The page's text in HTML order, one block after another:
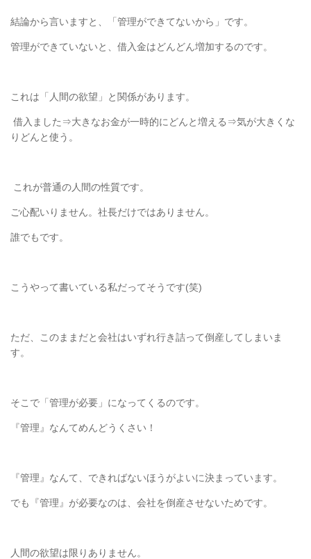
結論から言いますと、「管理ができてないから」です。
管理ができていないと、借入金はどんどん増加するのです。
これは「人間の欲望」と関係があります。
借入ました⇒大きなお金が一時的にどんと増える⇒気が大きくな
りどんと使う。
これが普通の人間の性質です。
ご心配いりません。社長だけではありません。
誰でもです。
こうやって書いている私だってそうです(笑)
ただ、このままだと会社はいずれ行き詰って倒産してしまいま
す。
そこで「管理が必要」になってくるのです。
『管理』なんてめんどうくさい！
『管理』なんて、できればないほうがよいに決まっています。
でも『管理』が必要なのは、会社を倒産させないためです。
人間の欲望は限りありません。